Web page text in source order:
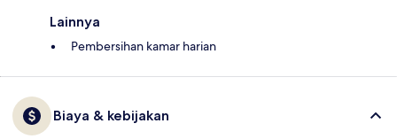
Lainnya
Pembersihan kamar harian
Biaya & kebijakan